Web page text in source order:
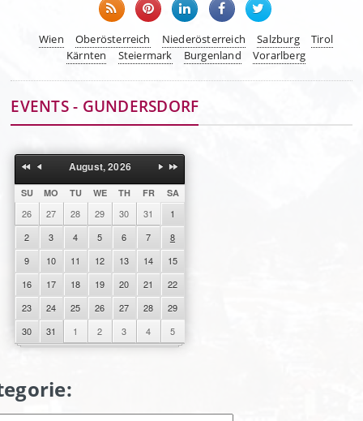
Wien Oberösterreich Niederösterreich Salzburg
Tirol
Kärnten
Steiermark Burgenland Vorarlberg
EVENTS - GUNDERSDORF
August, 2026
SU MO TU WE TH FR SA
26 27 28 29 30 31
1
2
3 4 5 6 7
8
9
10 11 12 13 14
15
16
17 18 19 20 21
22
23
24 25 26 27 28
29
30
31 1 2 3 4 5